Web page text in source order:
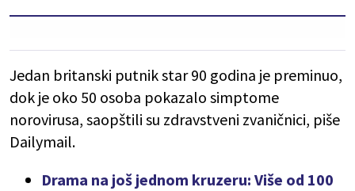
Jedan britanski putnik star 90 godina je preminuo,
dok je oko 50 osoba pokazalo simptome
norovirusa, saopštili su zdravstveni zvaničnici, piše
Dailymail.
Drama na još jednom kruzeru: Više od 100